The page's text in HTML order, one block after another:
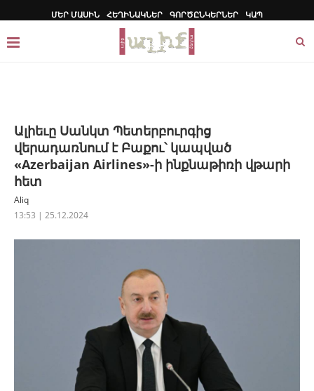
ՄԵՐ ՄԱՍԻՆ ՀԵՂԻՆԱԿՆԵՐ ԳՈՐԾԸՆԿԵՐՆԵՐ ԿԱՊ
Ալիեւը Սանկտ Պետերբուրգից
վերադառնում է Բաքու՝ կապված
«Azerbaijan Airlines»-ի ինքնաթիռի վթարի
հետ
Aliq
13:53 | 25.12.2024